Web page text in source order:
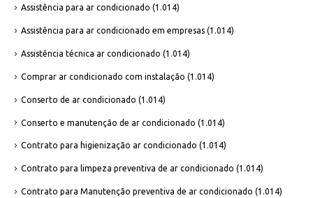
Assistência para ar condicionado (1.014)
Assistência para ar condicionado em empresas (1.014)
Assistência técnica ar condicionado (1.014)
Comprar ar condicionado com instalação (1.014)
Conserto de ar condicionado (1.014)
Conserto e manutenção de ar condicionado (1.014)
Contrato para higienização ar condicionado (1.014)
Contrato para limpeza preventiva de ar condicionado (1.014)
Contrato para Manutenção preventiva de ar condicionado (1.014)